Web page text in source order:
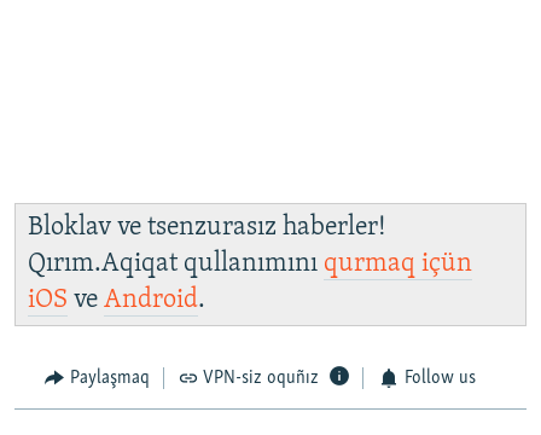
Bloklav ve tsenzurasız haberler!
Qırım.Aqiqat qullanımını qurmaq içün
iOS ve Android.
Paylaşmaq VPN-siz oquñız Follow us